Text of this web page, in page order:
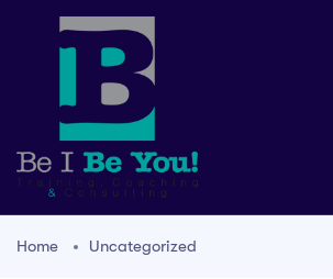
Home Uncategorized